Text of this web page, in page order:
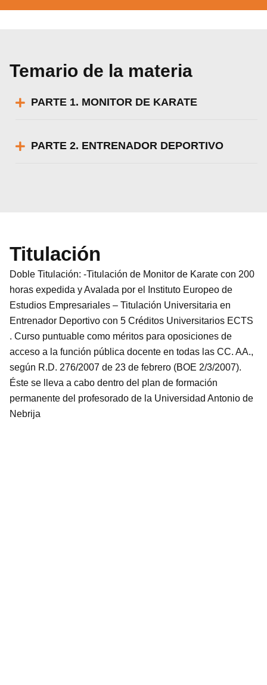
Temario de la materia
PARTE 1. MONITOR DE KARATE
PARTE 2. ENTRENADOR DEPORTIVO
Titulación
Doble Titulación: -Titulación de Monitor de Karate con 200
horas expedida y Avalada por el Instituto Europeo de
Estudios Empresariales – Titulación Universitaria en
Entrenador Deportivo con 5 Créditos Universitarios ECTS
. Curso puntuable como méritos para oposiciones de
acceso a la función pública docente en todas las CC. AA.,
según R.D. 276/2007 de 23 de febrero (BOE 2/3/2007).
Éste se lleva a cabo dentro del plan de formación
permanente del profesorado de la Universidad Antonio de
Nebrija